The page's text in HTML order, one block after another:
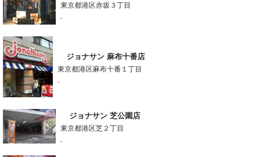
東京都港区赤坂３丁目
-
ジョナサン 麻布十番店
東京都港区麻布十番１丁目
-
ジョナサン 芝公園店
東京都港区芝２丁目
-